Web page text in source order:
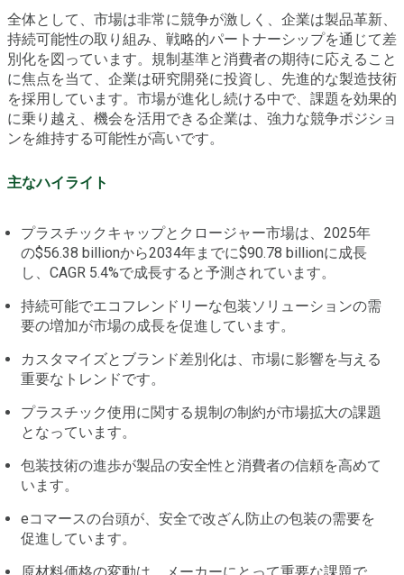
全体として、市場は非常に競争が激しく、企業は製品革新、
持続可能性の取り組み、戦略的パートナーシップを通じて差
別化を図っています。規制基準と消費者の期待に応えること
に焦点を当て、企業は研究開発に投資し、先進的な製造技術
を採用しています。市場が進化し続ける中で、課題を効果的
に乗り越え、機会を活用できる企業は、強力な競争ポジショ
ンを維持する可能性が高いです。
主なハイライト
プラスチックキャップとクロージャー市場は、2025年
の$56.38 billionから2034年までに$90.78 billionに成長
し、CAGR 5.4%で成長すると予測されています。
持続可能でエコフレンドリーな包装ソリューションの需
要の増加が市場の成長を促進しています。
カスタマイズとブランド差別化は、市場に影響を与える
重要なトレンドです。
プラスチック使用に関する規制の制約が市場拡大の課題
となっています。
包装技術の進歩が製品の安全性と消費者の信頼を高めて
います。
eコマースの台頭が、安全で改ざん防止の包装の需要を
促進しています。